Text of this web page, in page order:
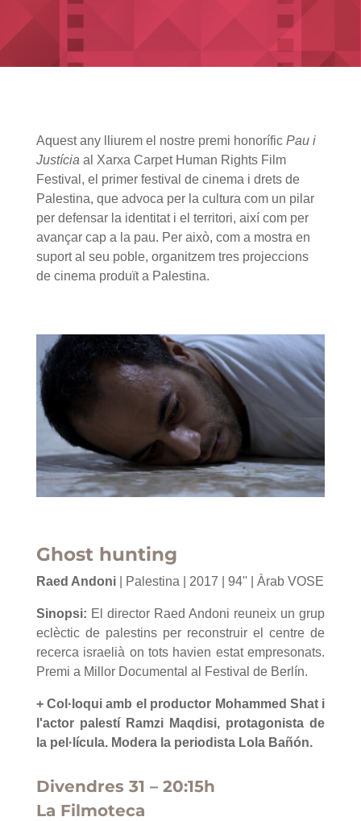
Aquest any lliurem el nostre premi honoríficPau i
Justícia al Xarxa Carpet Human Rights Film
Festival, el primer festival de cinema i drets de
Palestina, que advoca per la cultura com un pilar
per defensar la identitat i el territori, així com per
avançar cap a la pau. Per això, com a mostra en
suport al seu poble, organitzem tres projeccions
de cinema produït a Palestina.
Ghost hunting
Raed Andoni| Palestina | 2017 | 94'' | Àrab VOSE
Sinopsi: El director Raed Andoni reuneix un grup
eclèctic de palestins per reconstruir el centre de
recerca israelià on tots havien estat empresonats.
Premi a Millor Documental al Festival de Berlín.
+ Col·loqui amb el productor Mohammed Shat i
l'actor palestí Ramzi Maqdisi, protagonista de
la pel·lícula. Modera la periodista Lola Bañón.
Divendres 31 – 20:15h
La Filmoteca